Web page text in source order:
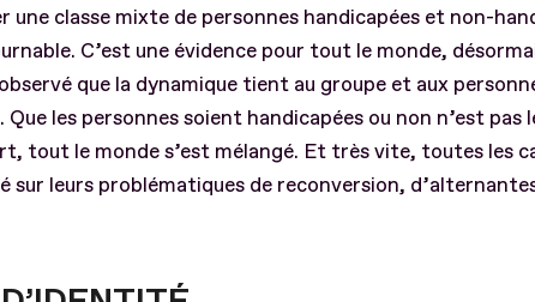
une classe mixte de personnes handicapées et non-
C’est une évidence pour tout le monde,
que la dynamique tient au groupe et aux
les personnes soient handicapées ou non n’est pas
tout le monde s’est mélangé. Et très vite, toutes les
sur leurs problématiques de reconversion,